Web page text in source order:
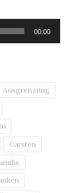
00:00
Ausgrenzung
Carsten